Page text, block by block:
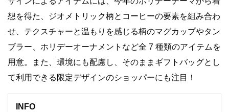
想を得た、ジオメトリック柄とコーヒーの要素を組み合わ
せ、テクスチャーと温もりを感じる柄のマグカップやタン
ブラー、ホリデーオーナメントなど全 7 種類のアイテムを
用意。また、環境にも配慮し、そのままギフトバッグとし
て利用できる限定デザインのショッパーにも注目！
INFO